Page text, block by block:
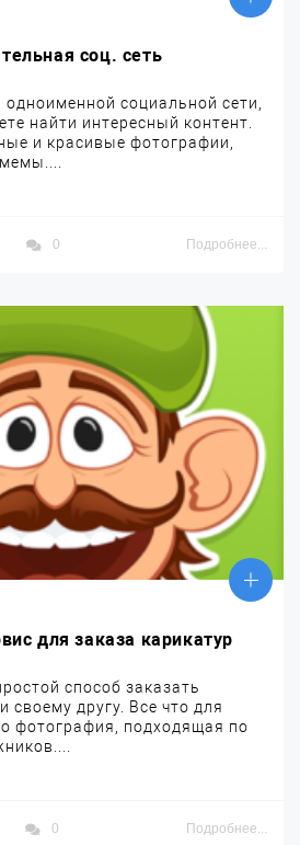
соц. сеть
социальной сети,
найти интересный контент.
и красивые фотографии,
0 Подробнее...
для заказа карикатур
способ заказать
своему другу. Все что для
фотография, подходящая по
0 Подробнее...